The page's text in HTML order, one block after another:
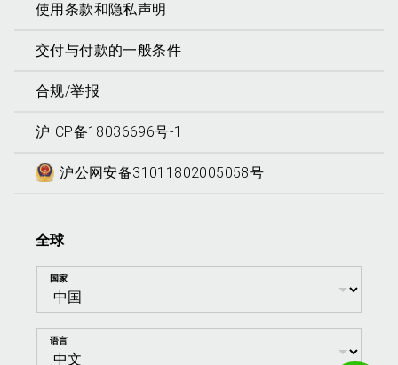
使用条款和隐私声明
交付与付款的一般条件
合规/举报
沪ICP备18036696号-1
沪公网安备31011802005058号
全球
国家
语言